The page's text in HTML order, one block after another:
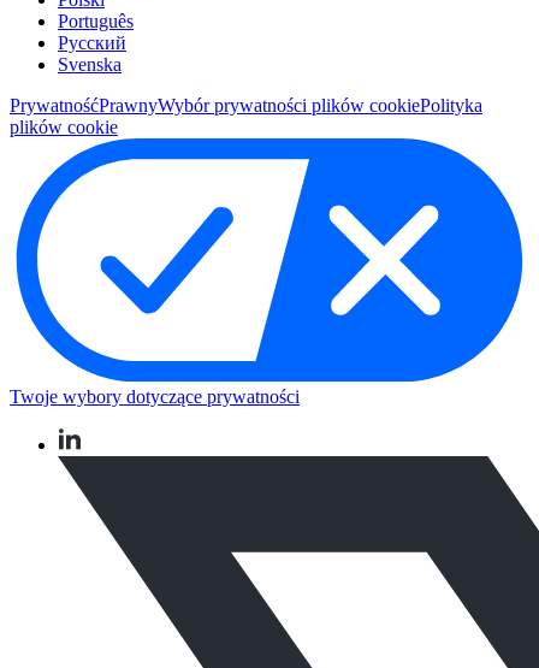
Português
Pусский
Svenska
PrywatnośćPrawnyWybór prywatności plików cookiePolityka
plików cookie
Twoje wybory dotyczące prywatności